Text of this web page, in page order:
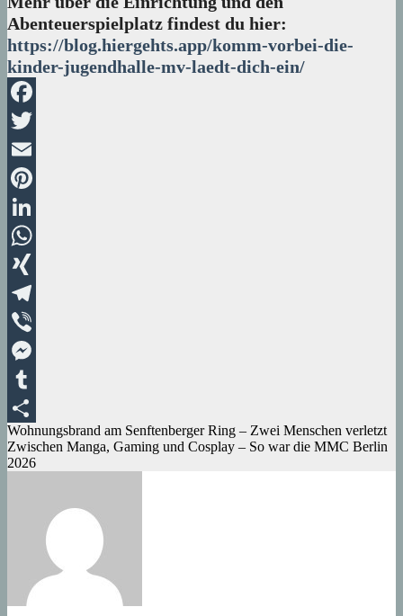
Abenteuerspielplatz findest du hier:
https://blog.hiergehts.app/komm-vorbei-die-
kinder-jugendhalle-mv-laedt-dich-ein/
Facebook
Twitter
Email
Pinterest
LinkedIn
WhatsApp
XING
Telegram
Viber
Messenger
Tumblr
Teilen
Beitragsnavigation
Wohnungsbrand am Senftenberger Ring – Zwei Menschen verletzt
Zwischen Manga, Gaming und Cosplay – So war die MMC Berlin
2026